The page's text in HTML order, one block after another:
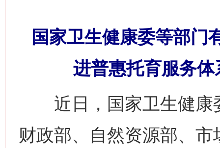
国家卫生健康委等部门
进普惠托育服务
近日，国家卫生健康
财政部、自然资源部、